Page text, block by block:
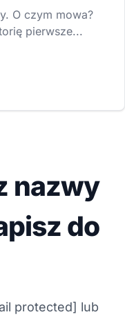
O czym mowa?
pierwsze...
nazwy
do
protected] lub